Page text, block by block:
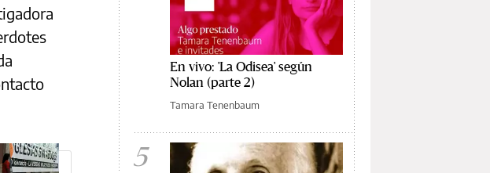
En vivo: 'La Odisea' según
Nolan (parte 2)
Tamara Tenenbaum
5